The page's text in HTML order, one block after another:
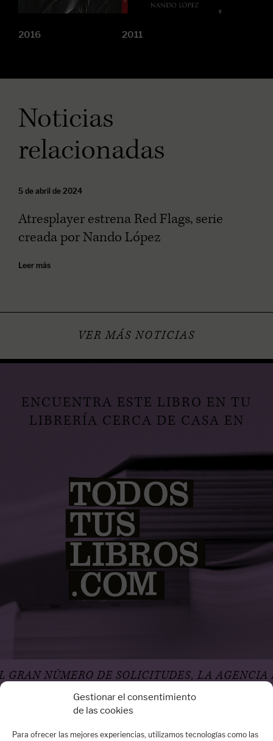
Gestionar el consentimiento
de las cookies
Para ofrecer las mejores experiencias, utilizamos tecnologías como las
2016 2011
Noticias
relacionadas
5 de abril de 2024
Atresplayer estrena Red Flags, serie
creada por Nando López
Leer más
VER MÁS NOTICIAS
ENCUENTRA ESTE LIBRO EN TU
LIBRERÍA CERCA DE CASA EN
SOLICITUDES, LA AGENCIA NO ACEPTA DE